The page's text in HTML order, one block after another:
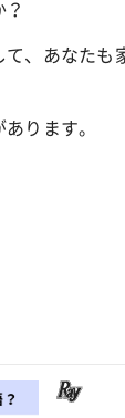
、あなた
ります。